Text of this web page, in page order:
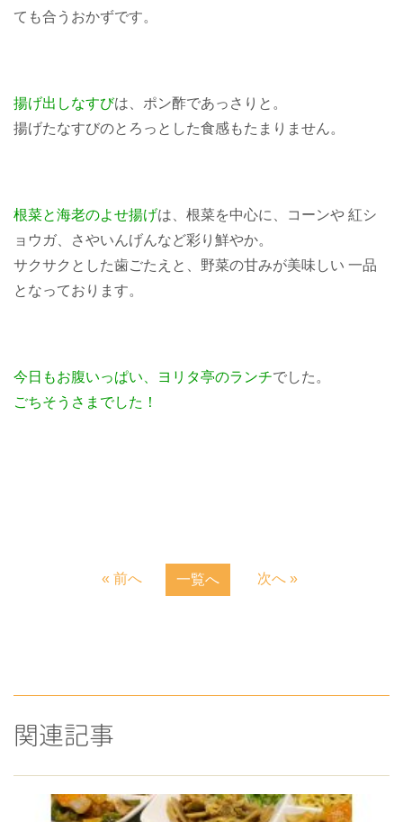
ても合うおかずです。
揚げ出しなすびは、ポン酢であっさりと。
揚げたなすびのとろっとした食感もたまりません。
根菜と海老のよせ揚げは、根菜を中心に、コーンや 紅シ
ョウガ、さやいんげんなど彩り鮮やか。
サクサクとした歯ごたえと、野菜の甘みが美味しい 一品
となっております。
今日もお腹いっぱい、ヨリタ亭のランチでした。
ごちそうさまでした！
« 前へ 一覧へ 次へ »
関連記事